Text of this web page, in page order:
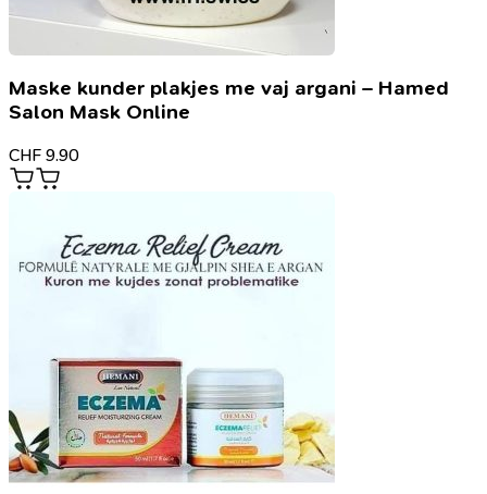
Maske kunder plakjes me vaj argani – Hamed
Salon Mask Online
CHF 9.90